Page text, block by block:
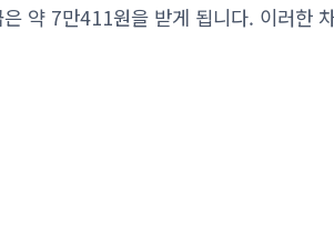
약 7만411원을 받게 됩니다. 이러한